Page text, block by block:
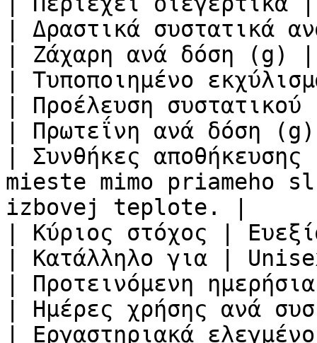
| Δραστικά συστατικά
| Ζάχαρη ανά δόση (g)
| Τυποποιημένο
| Προέλευση
| Πρωτεΐνη ανά δόση
| Συνθήκες
mieste mimo priameho
izbovej teplote. |
| Κύριος στόχος |
| Κατάλληλο για |
| Προτεινόμενη
| Ημέρες χρήσης ανά
| Εργαστηριακά